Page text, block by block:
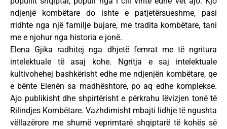
ndjenjë kombëtare do ishte e patjetërsueshme, pasi
rridhte nga një familje bujare, me tradita kombëtare, tani
me e njohur nga historia e jonë.
Elena Gjika radhitej nga dhjetë femrat me të ngritura
intelektuale të asaj kohe. Ngritja e saj intelektuale
kultivohehej bashkërisht edhe me ndjenjën kombëtare, qe
e bënte Elenën sa madhështore, po aq edhe komplekse.
Ajo publikisht dhe shpirtërisht e përkrahu lëvizjen tonë të
Rilindjes Kombëtare. Vazhdimisht mbajti lidhje të ngushta
vëllazërore me shumë veprimtarë shqiptarë të kohës së